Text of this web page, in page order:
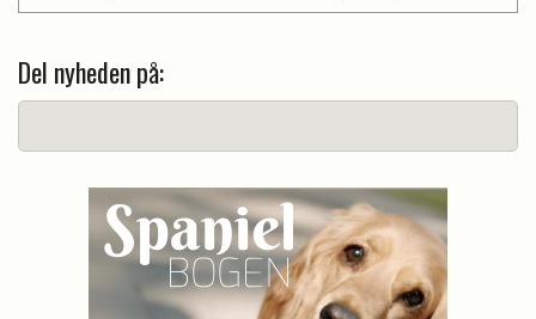
Del nyheden på: